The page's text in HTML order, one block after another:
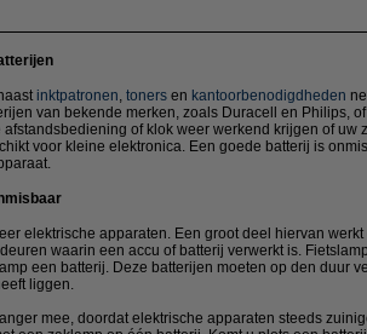
inktpatronen, toners en kantoorbenodigdheden
van bekende merken, zoals Duracell en Philips,
of klok weer werkend krijgen of
voor kleine elektronica. Een goede batterij is
elektrische apparaten. Een groot deel hiervan
waarin een accu of batterij verwerkt is.
een batterij. Deze batterijen moeten op den duur
liggen.
mee, doordat elektrische apparaten steeds